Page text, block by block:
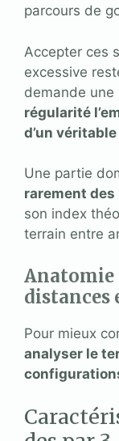
parcours de
Accepter ces
excessive
demande une
régularité
d’un
Une partie
rarement des
son index
terrain entre
Anatomie
distances
Pour mieux
analyser le